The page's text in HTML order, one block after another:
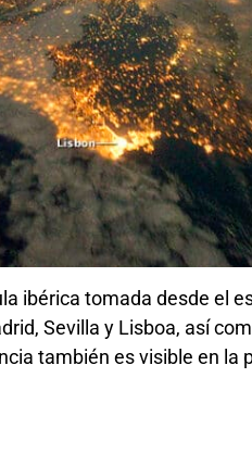
ibérica tomada desde el
Sevilla y Lisboa, así
también es visible en la